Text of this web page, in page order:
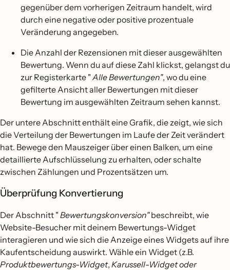
gegenüber dem vorherigen Zeitraum handelt, wird
durch eine negative oder positive prozentuale
Veränderung angegeben.
Die Anzahl der Rezensionen mit dieser ausgewählten
Bewertung. Wenn du auf diese Zahl klickst, gelangst du
zur Registerkarte " Alle Bewertungen", wo du eine
gefilterte Ansicht aller Bewertungen mit dieser
Bewertung im ausgewählten Zeitraum sehen kannst.
Der untere Abschnitt enthält eine Grafik, die zeigt, wie sich
die Verteilung der Bewertungen im Laufe der Zeit verändert
hat. Bewege den Mauszeiger über einen Balken, um eine
detaillierte Aufschlüsselung zu erhalten, oder schalte
zwischen Zählungen und Prozentsätzen um.
Überprüfung Konvertierung
Der Abschnitt " Bewertungskonversion"beschreibt, wie
Website-Besucher mit deinem Bewertungs-Widget
interagieren und wie sich die Anzeige eines Widgets auf ihre
Kaufentscheidung auswirkt. Wähle ein Widget (z.B.
Produktbewertungs-Widget, Karussell-Widget oder